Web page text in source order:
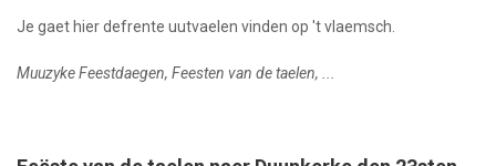
Je gaet hier defrente uutvaelen vinden op 't vlaemsch.
Muuzyke Feestdaegen, Feesten van de taelen, ...